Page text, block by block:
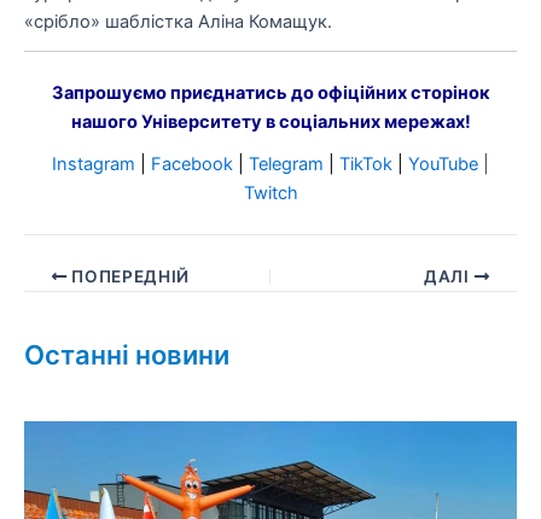
«срібло» шаблістка Аліна Комащук.
Запрошуємо приєднатись до офіційних сторінок
нашого Університету в соціальних мережах!
Instagram
Facebook Telegram TikTok YouTube
Twitch
ПОПЕРЕДНІЙ ДАЛІ
Останні новини